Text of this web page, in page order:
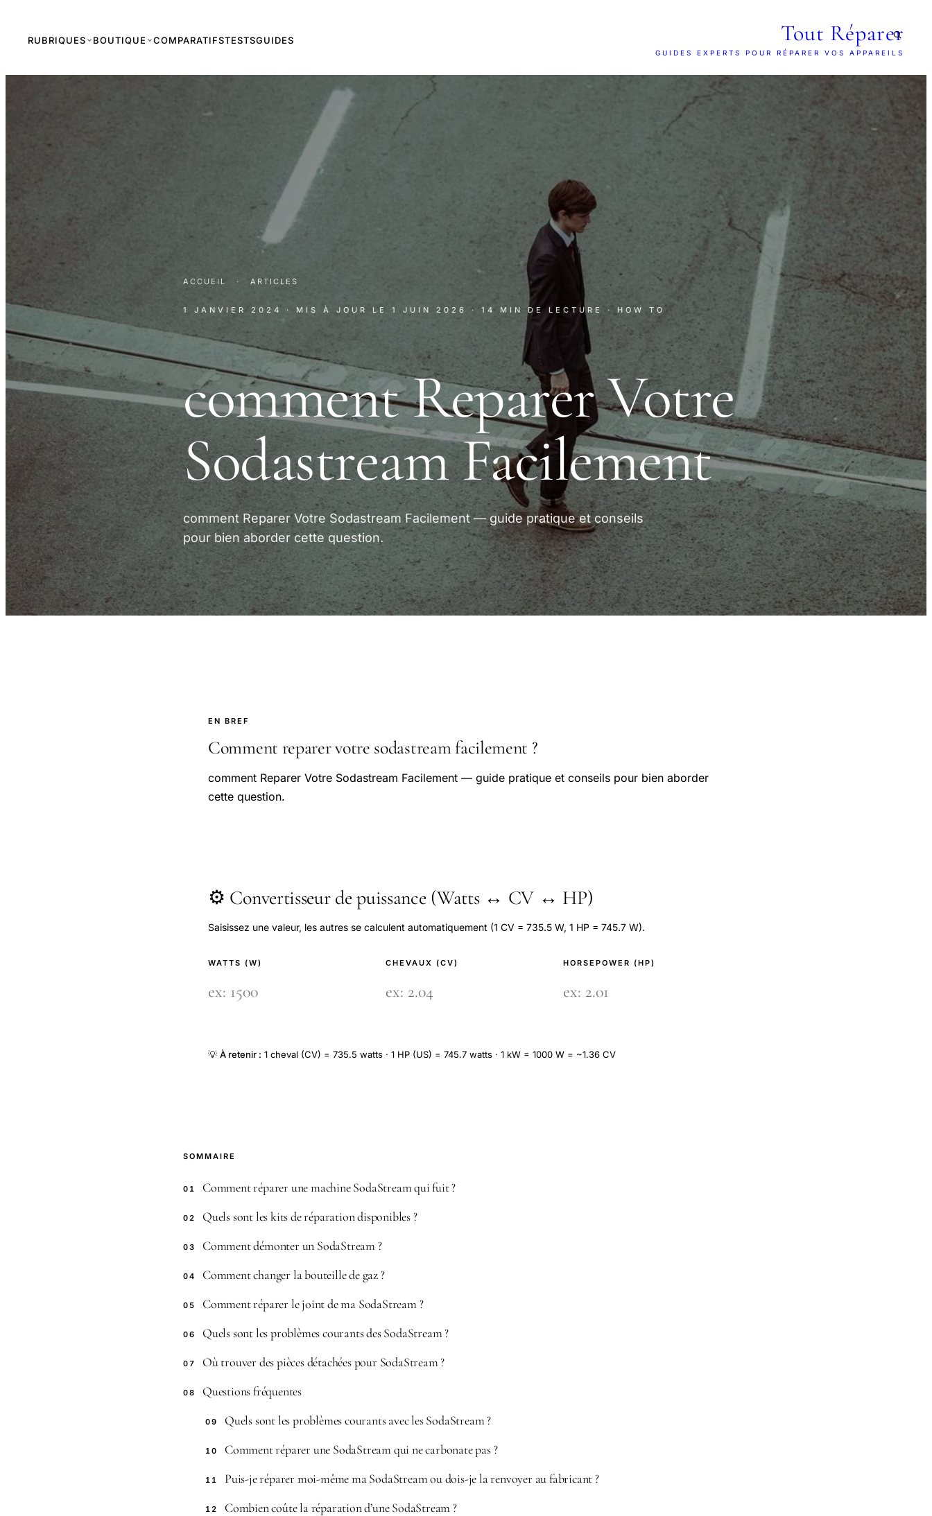
RUBRIQUES BOUTIQUE COMPARATIFSTESTSGUIDES Tout Réparer
GUIDES EXPERTS POUR RÉPARER VOS APPAREILS
ACCUEIL · ARTICLES
1 JANVIER 2024 · MIS À JOUR LE 1 JUIN 2026 · 14 MIN DE LECTURE · HOW TO
comment Reparer Votre
Sodastream Facilement
comment Reparer Votre Sodastream Facilement — guide pratique et conseils
pour bien aborder cette question.
EN BREF
Comment reparer votre sodastream facilement ?
comment Reparer Votre Sodastream Facilement — guide pratique et conseils pour bien aborder
cette question.
⚙️ Convertisseur de puissance (Watts ↔ CV ↔ HP)
Saisissez une valeur, les autres se calculent automatiquement (1 CV = 735.5 W, 1 HP = 745.7 W).
WATTS (W) CHEVAUX (CV) HORSEPOWER (HP)
💡 À retenir : 1 cheval (CV) = 735.5 watts · 1 HP (US) = 745.7 watts · 1 kW = 1000 W = ~1.36 CV
SOMMAIRE
01 Comment réparer une machine SodaStream qui fuit ?
02 Quels sont les kits de réparation disponibles ?
03 Comment démonter un SodaStream ?
04 Comment changer la bouteille de gaz ?
05 Comment réparer le joint de ma SodaStream ?
06 Quels sont les problèmes courants des SodaStream ?
07 Où trouver des pièces détachées pour SodaStream ?
08 Questions fréquentes
09 Quels sont les problèmes courants avec les SodaStream ?
10 Comment réparer une SodaStream qui ne carbonate pas ?
11 Puis-je réparer moi-même ma SodaStream ou dois-je la renvoyer au fabricant ?
12 Combien coûte la réparation d’une SodaStream ?